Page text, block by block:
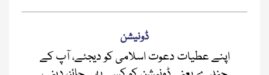
ڈونیشن
اپنے عطیات دعوت اسلامی کو دیجئے، آپ کے